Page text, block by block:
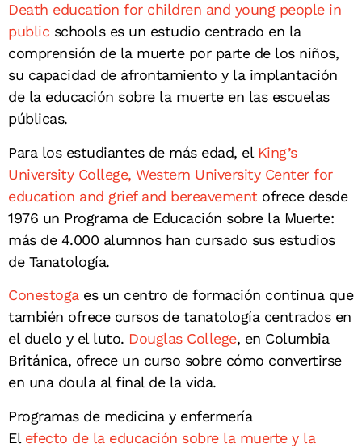
Death education for children and young people in
public schools es un estudio centrado en la
comprensión de la muerte por parte de los niños,
su capacidad de afrontamiento y la implantación
de la educación sobre la muerte en las escuelas
públicas.
Para los estudiantes de más edad, elKing’s
University College, Western University Center for
education and grief and bereavement ofrece desde
1976 un Programa de Educación sobre la Muerte:
más de 4.000 alumnos han cursado sus estudios
de Tanatología.
Conestoga es un centro de formación continua que
también ofrece cursos de tanatología centrados en
el duelo y el luto. Douglas College, en Columbia
Británica, ofrece un curso sobre cómo convertirse
en una doula al final de la vida.
Programas de medicina y enfermería
El efecto de la educación sobre la muerte y la